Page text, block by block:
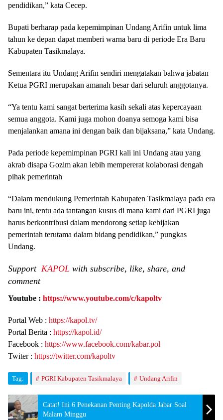
pendidikan,” kata Cecep.
Bupati berharap pada kepemimpinan Undang Arifin untuk lima
tahun ke depan dapat memberi warna baru di periode Era Baru
Kabupaten Tasikmalaya.
Sementara itu Undang Arifin sendiri mengatakan bahwa jabatan
Ketua PGRI merupakan amanah besar dari seluruh anggotanya.
“Ya tentu kami sangat berterima kasih sekali atas kepercayaan
semua anggota. Kami juga mohon doanya semoga kami bisa
menjalankan amana ini dengan baik dan bijaksana,” kata Undang.
Pada periode kepemimpinan PGRI kali ini Undang atau yang
akrab disapa Gozim akan lebih mempererat kolaborasi dengah
pihak pemerintah
“Dalam mendukung Pemerintah Kabupaten Tasikmalaya pada era
baru ini, tentu ada tantangan kusus di mana kami dari PGRI juga
harus berkontribusi dalam mendorong setiap kebijakan
pemerintah terutama dalam bidang pendidikan,” pungkas
Undang.
Support KAPOL with subscribe, like, share, and
comment
Youtube : https://www.youtube.com/c/kapoltv
Portal Web : https://kapol.tv/
Portal Berita : https://kapol.id/
Facebook : https://www.facebook.com/kabar.pol
Twiter : https://twitter.com/kapoltv
Tag: PGRI Kabupaten Tasikmalaya Undang Arifin
Catat! Ini 6 Penekanan Penting Kapolda Jabar Soal
Malam Minggu